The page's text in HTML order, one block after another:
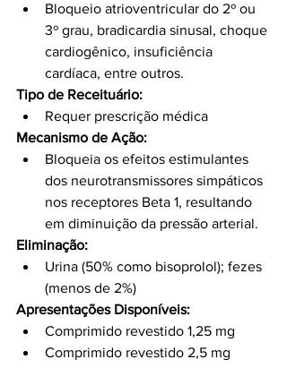
Bloqueio atrioventricular do 2º ou
3º grau, bradicardia sinusal, choque
cardiogênico, insuficiência
cardíaca, entre outros.
Tipo de Receituário:
Requer prescrição médica
Mecanismo de Ação:
Bloqueia os efeitos estimulantes
dos neurotransmissores simpáticos
nos receptores Beta 1, resultando
em diminuição da pressão arterial.
Eliminação:
Urina (50% como bisoprolol); fezes
(menos de 2%)
Apresentações Disponíveis:
Comprimido revestido 1,25 mg
Comprimido revestido 2,5 mg